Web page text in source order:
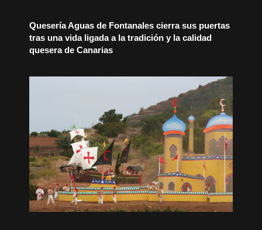
Quesería Aguas de Fontanales cierra sus puertas
tras una vida ligada a la tradición y la calidad
quesera de Canarias